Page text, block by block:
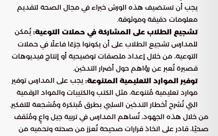
يجب أن تستضيف هذه الورش خبراء في مجال الصحة لتقديم
معلومات دقيقة وموثوقة.
تشجيع الطلاب على المشاركة في حملات التوعية: يُمكن
للمدارس تشجيع الطلاب على أن يكونوا جزءًا فاعلًا في حملات
التوعية، من خلال إعداد ملصقات توضيحية أو إنتاج فيديوهات
قصيرة تُعبر عن رؤاهم حول أضرار التدخين.
توفير الموارد التعليمية المتنوعة: يجب على المدارس توفير
موارد تعليمية مُتنوعة، مثل الكتب والكتيبات والمواد الرقمية
التي تُشرح أخطار التدخين السلبي بطرق مُبتكرة ومُشجعة للتفكير.
من خلال هذه الجهود، تُساهم المدارس في تربية جيل واعٍ ومُثقف
صحيًا، قادر على اتخاذ قرارات صحيحة تُعزز من صحته وتحميه من